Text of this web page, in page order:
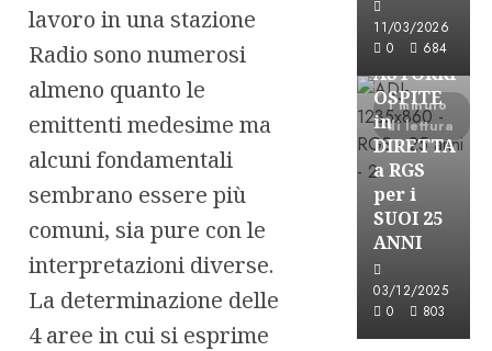
lavoro in una stazione
Radio sono numerosi
almeno quanto le
emittenti medesime ma
alcuni fondamentali
sembrano essere più
comuni, sia pure con le
interpretazioni diverse.
La determinazione delle
4 aree in cui si esprime
11/03/2026
0
684
1 minuto
di lettura
Astorri News
FREE
ASTORRI
OSPITE
in
DIRETTA
a RGS
per i
SUOI 25
ANNI
03/12/2025
0
803